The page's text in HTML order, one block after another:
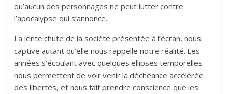
qu’aucun des personnages ne peut lutter contre
l’apocalypse qui s’annonce.
La lente chute de la société présentée à l’écran, nous
captive autant qu’elle nous rappelle notre réalité. Les
années s’écoulant avec quelques ellipses temporelles
nous permettent de voir venir la déchéance accélérée
des libertés, et nous fait prendre conscience que les